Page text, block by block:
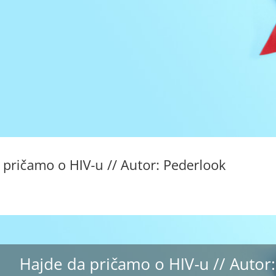
pričamo o HIV-u // Autor: Pederlook
Hajde da pričamo o HIV-u //